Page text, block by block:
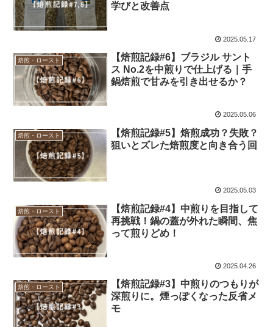
学びと改善点
2025.05.17
焙煎・ロースト
【焙煎記録#6】ブラジル サント
ス No.2を中煎りで仕上げる｜手
鍋焙煎で甘みを引き出せるか？
2025.05.06
焙煎・ロースト
【焙煎記録#5】焙煎成功？失敗？
狙いとズレた焙煎度と向き合う回
2025.05.03
焙煎・ロースト
【焙煎記録#4】中煎りを目指して
再挑戦！鍋の蓋が外れた瞬間、焦
って煎りどめ！
2025.04.26
焙煎・ロースト
【焙煎記録#3】中煎りのつもりが
深煎りに。煙っぽくなった反省メ
モ